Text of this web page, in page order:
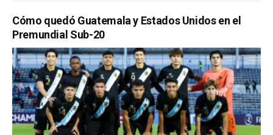
Cómo quedó Guatemala y Estados Unidos en el
Premundial Sub-20